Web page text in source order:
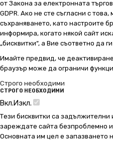
от Закона за електронната
GDPR. Ако не сте съгласни с
съхраняването, като настроите
информира, когато някой сайт
„бисквитки“, а Вие съответно да
Имайте предвид, че
браузър може да ограничи
Строго необходими
СТРОГО НЕОБХОДИМИ
Вкл.Изкл.
Тези бисквитки са
зареждате сайта безпроблемно
Основната им цел е запазването